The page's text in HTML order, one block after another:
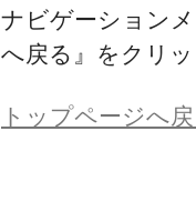
ナビゲーション
へ戻る』をクリ
トップページへ